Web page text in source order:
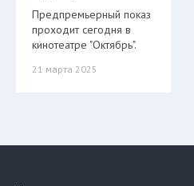
Предпремьерный показ
проходит сегодня в
кинотеатре "Октябрь".
21 марта 2025